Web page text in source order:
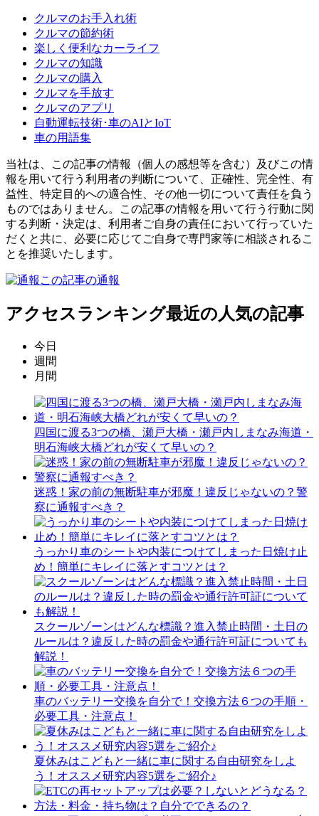
クルマのお手入れ術
クルマの節約術
楽しく便利なカーライフ
クルマの知識
クルマの購入
クルマを手放す
クルマのアプリ
自動運転技術･車のAIとIoT
車の用語集
当社は、この記事の情報（個人の感想等を含む）及びこの情
報を用いて行う利用者の判断について、正確性、完全性、有
益性、特定目的への適合性、その他一切について責任を負う
ものではありません。この記事の情報を用いて行う行動に関
する判断・決定は、利用者ご自身の責任において行っていた
だくと共に、必要に応じてご自身で専門家等に相談されるこ
とを推奨いたします。
この記事の通報
アクセスランキング最近の人気の記事
今日
週間
月間
四国に渡る3つの橋、瀬戸大橋・瀬戸内しまなみ海道・
明石海峡大橋どれが安くて早いの？
迷惑！家の前の無断駐車が邪魔！違反じゃないの？警
察に通報すべき？
うっかり車のシートや内装につけてしまった日焼け止
め！簡単にキレイに落とすコツとは？
スクールゾーンはどんな標識？進入禁止時間・土日の
ルールは？違反した時の罰金や通行許可証についても
解説！
車のバッテリー交換を自分で！交換方法６つの手順・
必要工具・注意点！
夏休みはこどもと一緒に車に関する自由研究をしよ
う！オススメ研究内容5選をご紹介♪